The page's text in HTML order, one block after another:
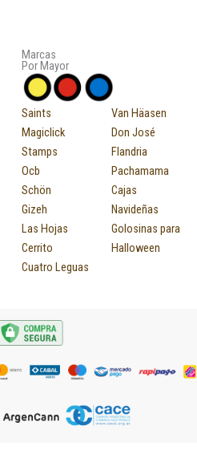
Marcas
Por Mayor
Saints
Magiclick
Stamps
Ocb
Schön
Gizeh
Las Hojas
Cerrito
Cuatro Leguas
Van Häasen
Don José
Flandria
Pachamama
Cajas
Navideñas
Golosinas para
Halloween